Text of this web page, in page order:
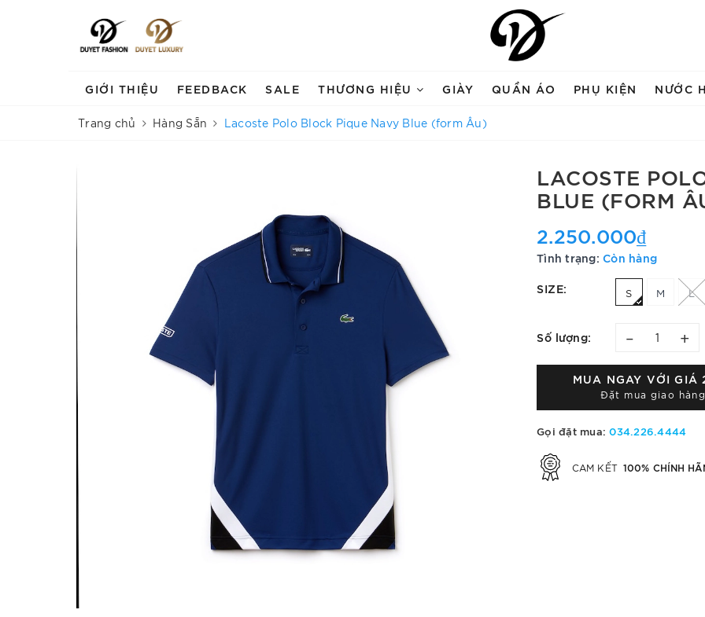
GIỚI THIỆU FEEDBACK SALE THƯƠNG HIỆU GIÀY QUẦN ÁO PHỤ KIỆN NƯỚC
Trang chủ Hàng Sẵn Lacoste Polo Block Pique Navy Blue (form Âu)
LACOSTE
BLUE (FORM
2.250.000₫
Tình trạng: Còn hàng
SIZE: S M L
Số lượng: – +
MUA NGAY VỚI GIÁ
Đặt mua giao
Gọi đặt mua:034.226.4444
CAM KẾT 100% CHÍNH